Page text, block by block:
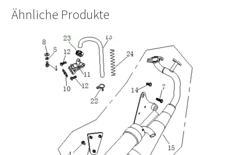
Ähnliche Produkte